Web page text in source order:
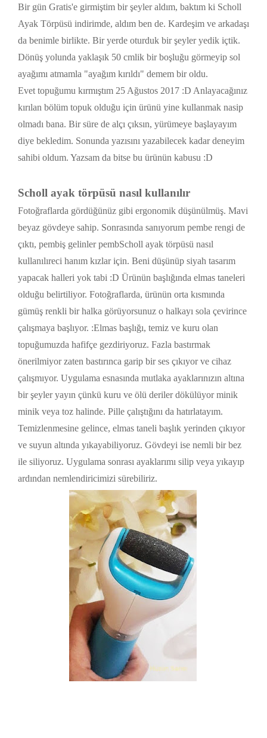
Bir gün Gratis'e girmiştim bir şeyler aldım, baktım ki Scholl
Ayak Törpüsü indirimde, aldım ben de. Kardeşim ve arkadaşı
da benimle birlikte. Bir yerde oturduk bir şeyler yedik içtik.
Dönüş yolunda yaklaşık 50 cmlik bir boşluğu görmeyip sol
ayağımı atmamla "ayağım kırıldı" demem bir oldu.
Evet topuğumu kırmıştım 25 Ağustos 2017 :D Anlayacağınız
kırılan bölüm topuk olduğu için ürünü yine kullanmak nasip
olmadı bana. Bir süre de alçı çıksın, yürümeye başlayayım
diye bekledim. Sonunda yazısını yazabilecek kadar deneyim
sahibi oldum. Yazsam da bitse bu ürünün kabusu :D
Scholl ayak törpüsü nasıl kullanılır
Fotoğraflarda gördüğünüz gibi ergonomik düşünülmüş. Mavi
beyaz gövdeye sahip. Sonrasında sanıyorum pembe rengi de
çıktı, pembiş gelinler pembScholl ayak törpüsü nasıl
kullanılıreci hanım kızlar için. Beni düşünüp siyah tasarım
yapacak halleri yok tabi :D Ürünün başlığında elmas taneleri
olduğu belirtiliyor. Fotoğraflarda, ürünün orta kısmında
gümüş renkli bir halka görüyorsunuz o halkayı sola çevirince
çalışmaya başlıyor. :Elmas başlığı, temiz ve kuru olan
topuğumuzda hafifçe gezdiriyoruz. Fazla bastırmak
önerilmiyor zaten bastırınca garip bir ses çıkıyor ve cihaz
çalışmıyor. Uygulama esnasında mutlaka ayaklarınızın altına
bir şeyler yayın çünkü kuru ve ölü deriler dökülüyor minik
minik veya toz halinde. Pille çalıştığını da hatırlatayım.
Temizlenmesine gelince, elmas taneli başlık yerinden çıkıyor
ve suyun altında yıkayabiliyoruz. Gövdeyi ise nemli bir bez
ile siliyoruz. Uygulama sonrası ayaklarımı silip veya yıkayıp
ardından nemlendiricimizi sürebiliriz.